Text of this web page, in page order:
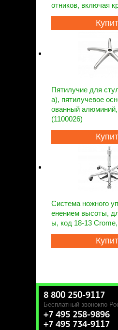
отников, включая
Пятилучие для
а), пятилучевое
ованный алюминий,
(1100026)
Система ножного
енением высоты,
ы, код 18-13
8 800 250-9117
Бесплатный звонокпо
+7 495 258-9896
+7 495 734-9117